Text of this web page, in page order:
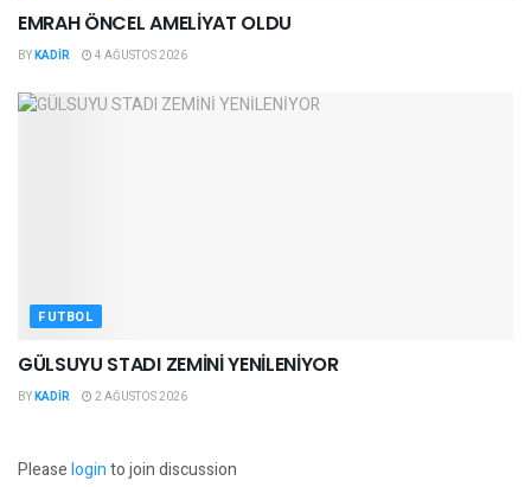
EMRAH ÖNCEL AMELİYAT OLDU
BYKADIR 4 AĞUSTOS 2026
FUTBOL
GÜLSUYU STADI ZEMİNİ YENİLENİYOR
BYKADIR 2 AĞUSTOS 2026
Pleaseloginto join discussion